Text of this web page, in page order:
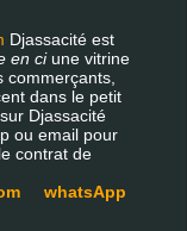
Djassacité est
en ciune vitrine
dans le petit
Djassacité
ou email pour
contrat de
whatsApp